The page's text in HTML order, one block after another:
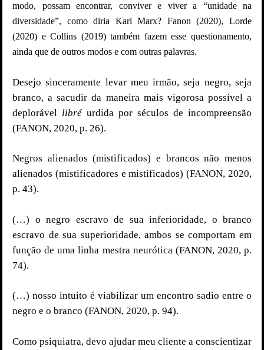
modo, possam encontrar, conviver e viver a “unidade na
diversidade”, como diria Karl Marx? Fanon (2020), Lorde
(2020) e Collins (2019) também fazem esse questionamento,
ainda que de outros modos e com outras palavras.
Desejo sinceramente levar meu irmão, seja negro, seja
branco, a sacudir da maneira mais vigorosa possível a
deplorável libré urdida por séculos de incompreensão
(FANON, 2020, p. 26).
Negros alienados (mistificados) e brancos não menos
alienados (mistificadores e mistificados) (FANON, 2020,
p. 43).
(…) o negro escravo de sua inferioridade, o branco
escravo de sua superioridade, ambos se comportam em
função de uma linha mestra neurótica (FANON, 2020, p.
74).
(…) nosso intuito é viabilizar um encontro sadio entre o
negro e o branco (FANON, 2020, p. 94).
Como psiquiatra, devo ajudar meu cliente a conscientizar